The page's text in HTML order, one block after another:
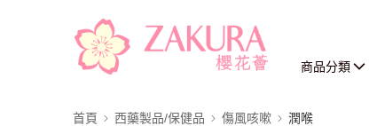
商品分類
首頁 西藥製品/保健品 傷風咳嗽 潤喉